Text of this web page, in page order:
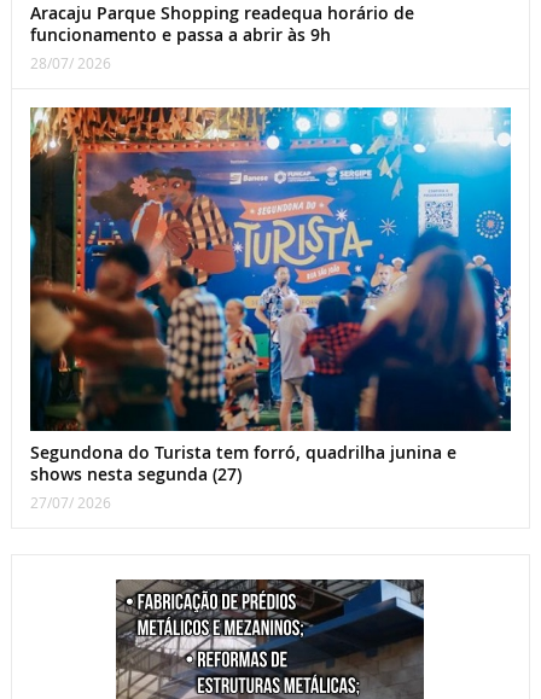
Aracaju Parque Shopping readequa horário de
funcionamento e passa a abrir às 9h
28/07/ 2026
Segundona do Turista tem forró, quadrilha junina e
shows nesta segunda (27)
27/07/ 2026